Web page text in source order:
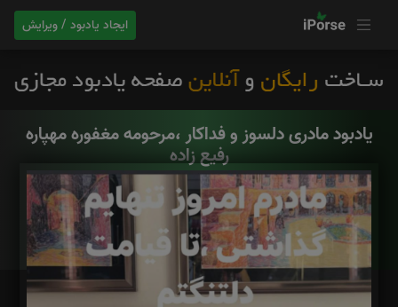
ایجاد یادبود / ویرایش
یادبود مادری دلسوز و فداکار ،مرحومه مغفوره مهپاره
رفیع زاده